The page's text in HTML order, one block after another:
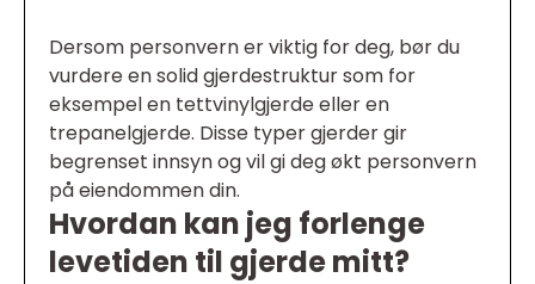
Dersom personvern er viktig for deg, bør du
vurdere en solid gjerdestruktur som for
eksempel en tettvinylgjerde eller en
trepanelgjerde. Disse typer gjerder gir
begrenset innsyn og vil gi deg økt personvern
på eiendommen din.
Hvordan kan jeg forlenge
levetiden til gjerde mitt?